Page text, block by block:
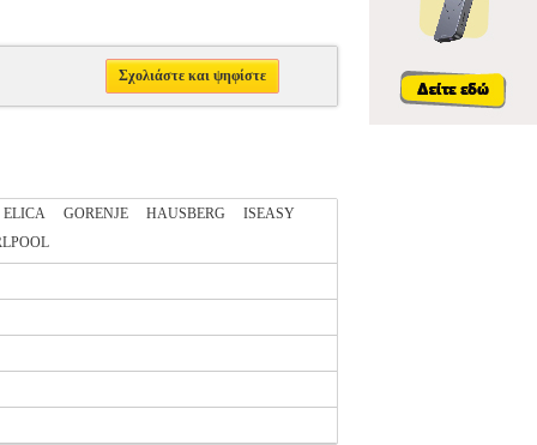
Σχολιάστε και ψηφίστε
ELICA GORENJE HAUSBERG
ISEASY